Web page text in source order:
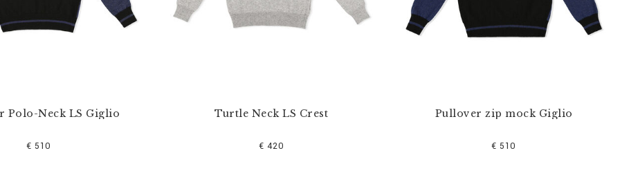
Polo-Neck LS Giglio
€ 510
Turtle Neck LS Crest
€ 420
Pullover zip mock Giglio
€ 510